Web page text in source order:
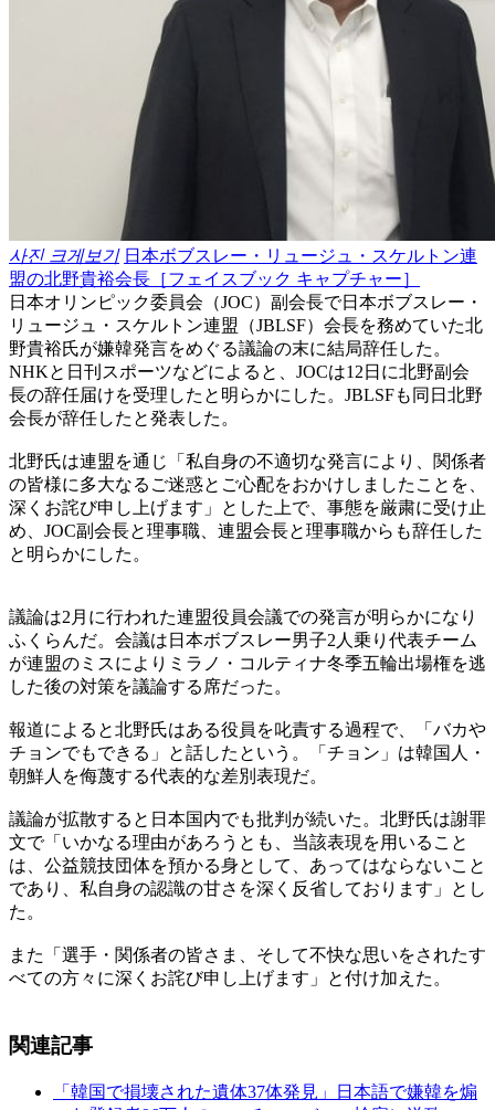
사진 크게보기 日本ボブスレー・リュージュ・スケルトン連
盟の北野貴裕会長［フェイスブック キャプチャー］
日本オリンピック委員会（JOC）副会長で日本ボブスレー・
リュージュ・スケルトン連盟（JBLSF）会長を務めていた北
野貴裕氏が嫌韓発言をめぐる議論の末に結局辞任した。
NHKと日刊スポーツなどによると、JOCは12日に北野副会
長の辞任届けを受理したと明らかにした。JBLSFも同日北野
会長が辞任したと発表した。
北野氏は連盟を通じ「私自身の不適切な発言により、関係者
の皆様に多大なるご迷惑とご心配をおかけしましたことを、
深くお詫び申し上げます」とした上で、事態を厳粛に受け止
め、JOC副会長と理事職、連盟会長と理事職からも辞任した
と明らかにした。
議論は2月に行われた連盟役員会議での発言が明らかになり
ふくらんだ。会議は日本ボブスレー男子2人乗り代表チーム
が連盟のミスによりミラノ・コルティナ冬季五輪出場権を逃
した後の対策を議論する席だった。
報道によると北野氏はある役員を叱責する過程で、「バカや
チョンでもできる」と話したという。「チョン」は韓国人・
朝鮮人を侮蔑する代表的な差別表現だ。
議論が拡散すると日本国内でも批判が続いた。北野氏は謝罪
文で「いかなる理由があろうとも、当該表現を用いること
は、公益競技団体を預かる身として、あってはならないこと
であり、私自身の認識の甘さを深く反省しております」とし
た。
また「選手・関係者の皆さま、そして不快な思いをされたす
べての方々に深くお詫び申し上げます」と付け加えた。
関連記事
「韓国で損壊された遺体37体発見」日本語で嫌韓を煽